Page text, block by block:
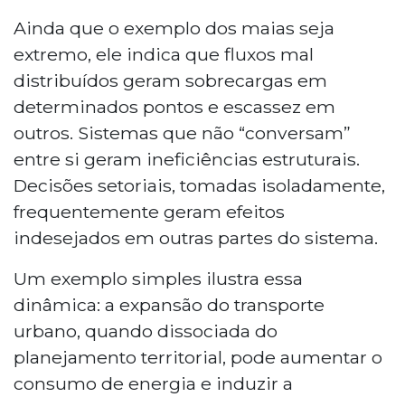
Ainda que o exemplo dos maias seja
extremo, ele indica que fluxos mal
distribuídos geram sobrecargas em
determinados pontos e escassez em
outros. Sistemas que não “conversam”
entre si geram ineficiências estruturais.
Decisões setoriais, tomadas isoladamente,
frequentemente geram efeitos
indesejados em outras partes do sistema.
Um exemplo simples ilustra essa
dinâmica: a expansão do transporte
urbano, quando dissociada do
planejamento territorial, pode aumentar o
consumo de energia e induzir a